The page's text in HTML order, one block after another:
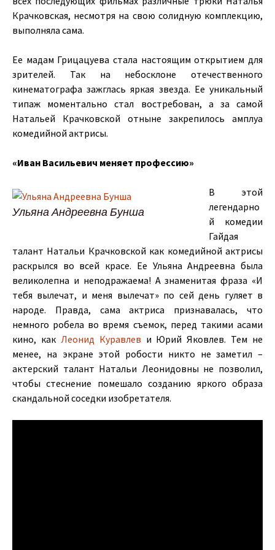
Крачковская, несмотря на свою солидную комплекцию,
выполняла сама.
Ее мадам Грицацуева стала настоящим открытием для
зрителей. Так на небосклоне отечественного
кинематографа зажглась яркая звезда. Ее уникальный
типаж моментально стал востребован, а за самой
Натальей Крачковской отныне закрепилось амплуа
комедийной актрисы.
«Иван Васильевич меняет профессию»
Ульяна Андреевна Бунша
В этой
легендарно
й комедии
Гайдая
талант Натальи Крачковской как комедийной актрисы
раскрылся во всей красе. Ее Ульяна Андреевна была
великолепна и неподражаема! А знаменитая фраза «И
тебя вылечат, и меня вылечат» по сей день гуляет в
народе. Правда, сама актриса признавалась, что
немного робела во время съемок, перед такими асами
кино, как Леонид Куравлев и Юрий Яковлев. Тем не
менее, на экране этой робости никто не заметил –
актерский талант Натальи Леонидовны не позволил,
чтобы стеснение помешало созданию яркого образа
скандальной соседки изобретателя.